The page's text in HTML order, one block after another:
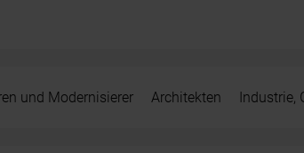
und Modernisierer Architekten Industrie,